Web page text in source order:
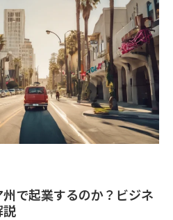
で起業するのか？ビジネ
説